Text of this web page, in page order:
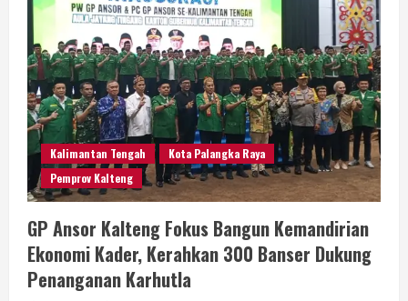
Kalimantan Tengah
Kota Palangka Raya
Pemprov Kalteng
GP Ansor Kalteng Fokus Bangun Kemandirian
Ekonomi Kader, Kerahkan 300 Banser Dukung
Penanganan Karhutla